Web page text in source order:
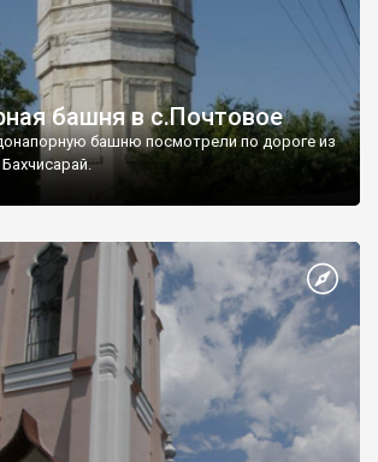
башня в с.Почтовое
башню посмотрели по дороге из